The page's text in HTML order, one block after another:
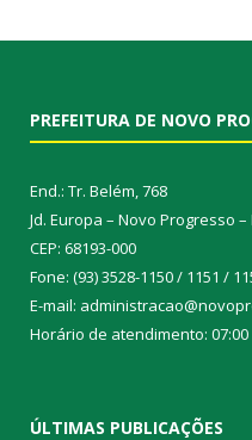
PREFEITURA DE NOVO
End.: Tr. Belém, 768
Jd. Europa – Novo Progresso –
CEP: 68193-000
Fone: (93) 3528-1150 / 1151 /
E-mail:
Horário de atendimento: 07:00
ÚLTIMAS PUBLICAÇÕES